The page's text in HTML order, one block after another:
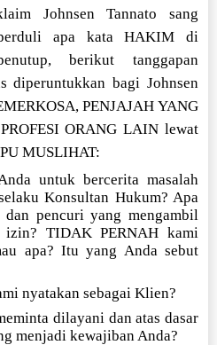
Johnsen Tannato sang
apa kata HAKIM di
berikut tanggapan
diperuntukkan bagi Johnsen
PENJAJAH YANG
ORANG LAIN lewat
MUSLIHAT:
untuk bercerita masalah
Konsultan Hukum? Apa
dan pencuri yang mengambil
izin? TIDAK PERNAH kami
apa? Itu yang Anda sebut
nyatakan sebagai Klien?
dilayani dan atas dasar
menjadi kewajiban Anda?